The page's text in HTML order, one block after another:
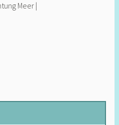
Meer |